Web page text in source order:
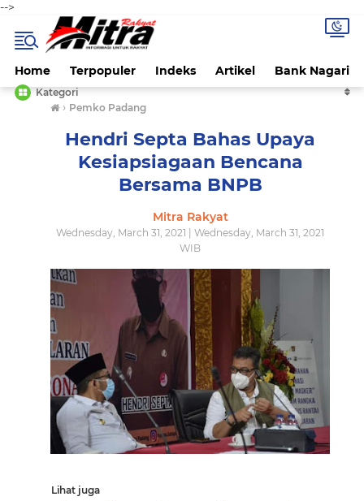
-->
Home Terpopuler Indeks Artikel Bank Nagari
Kategori
› Pemko Padang
Hendri Septa Bahas Upaya
Kesiapsiagaan Bencana
Bersama BNPB
Mitra Rakyat
Wednesday, March 31, 2021 | Wednesday, March 31, 2021
WIB
Lihat juga